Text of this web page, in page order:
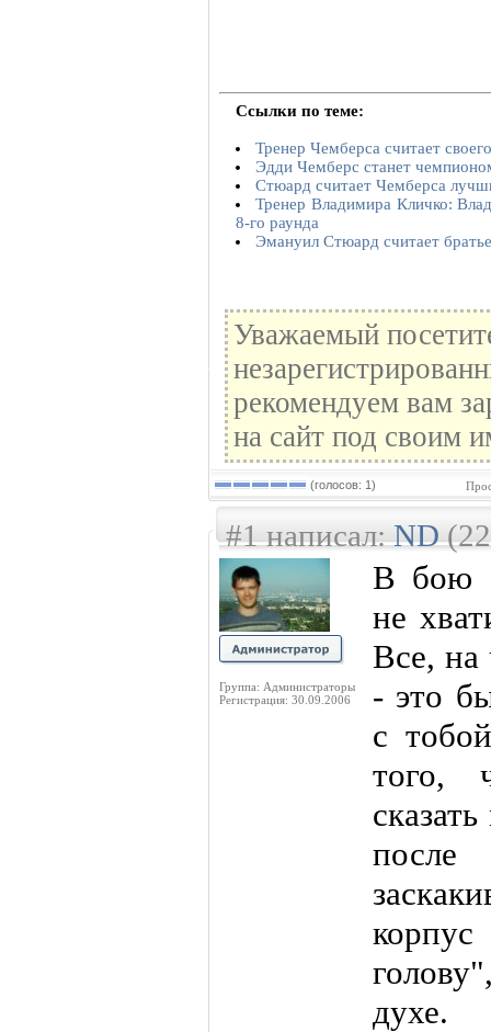
Ссылки по теме:
Тренер Чемберса считает
Эдди Чемберс станет
Стюард считает Чемберса
Тренер Владимира Кличко:
8-го раунда
Эмануил Стюард считает
Уважаемый
рекомендуем вам
на сайт под своим
(голосов: 1)
#1 написал:ND(22
Группа: Администраторы
Регистрация: 30.09.2006
В бою
не
Все, на
- это
с
того,
духе.